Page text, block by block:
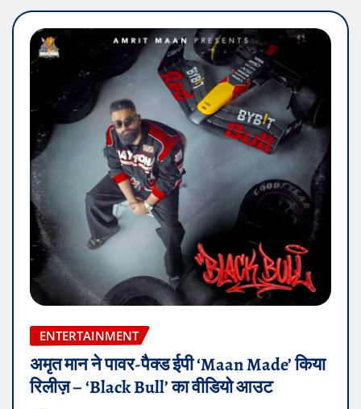
ENTERTAINMENT
अमृत मान ने पावर-पैक्ड ईपी ‘Maan Made’ किया
रिलीज़ – ‘Black Bull’ का वीडियो आउट